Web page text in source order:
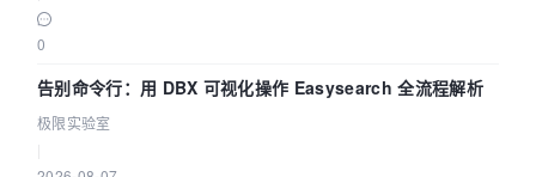
0
告别命令行：用 DBX 可视化操作 Easysearch 全流程解析
极限实验室